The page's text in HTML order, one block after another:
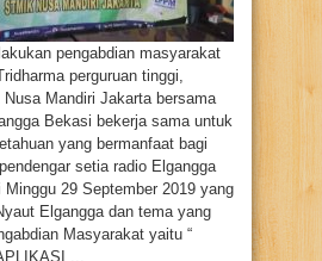
pengabdian masyarakat
perguruan tinggi,
Mandiri Jakarta bersama
Bekasi bekerja sama untuk
yang bermanfaat bagi
setia radio Elgangga
Minggu 29 September 2019 yang
Elgangga dan tema yang
Masyarakat yaitu “
...